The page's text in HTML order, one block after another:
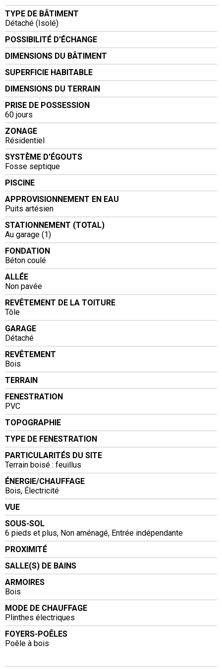
TYPE DE BÂTIMENT
Détaché (Isolé)
POSSIBILITÉ D'ÉCHANGE
DIMENSIONS DU BÂTIMENT
SUPERFICIE HABITABLE
DIMENSIONS DU TERRAIN
PRISE DE POSSESSION
60 jours
ZONAGE
Résidentiel
SYSTÈME D'ÉGOUTS
Fosse septique
PISCINE
APPROVISIONNEMENT EN EAU
Puits artésien
STATIONNEMENT (TOTAL)
Au garage (1)
FONDATION
Béton coulé
ALLÉE
Non pavée
REVÊTEMENT DE LA TOITURE
Tôle
GARAGE
Détaché
REVÊTEMENT
Bois
TERRAIN
FENESTRATION
PVC
TOPOGRAPHIE
TYPE DE FENESTRATION
PARTICULARITÉS DU SITE
Terrain boisé : feuillus
ÉNERGIE/CHAUFFAGE
Bois, Électricité
VUE
SOUS-SOL
6 pieds et plus, Non aménagé, Entrée indépendante
PROXIMITÉ
SALLE(S) DE BAINS
ARMOIRES
Bois
MODE DE CHAUFFAGE
Plinthes électriques
FOYERS-POÊLES
Poêle à bois